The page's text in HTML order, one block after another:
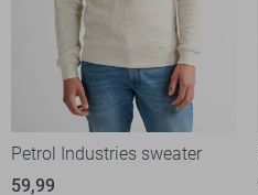
Petrol Industries sweater
59,99